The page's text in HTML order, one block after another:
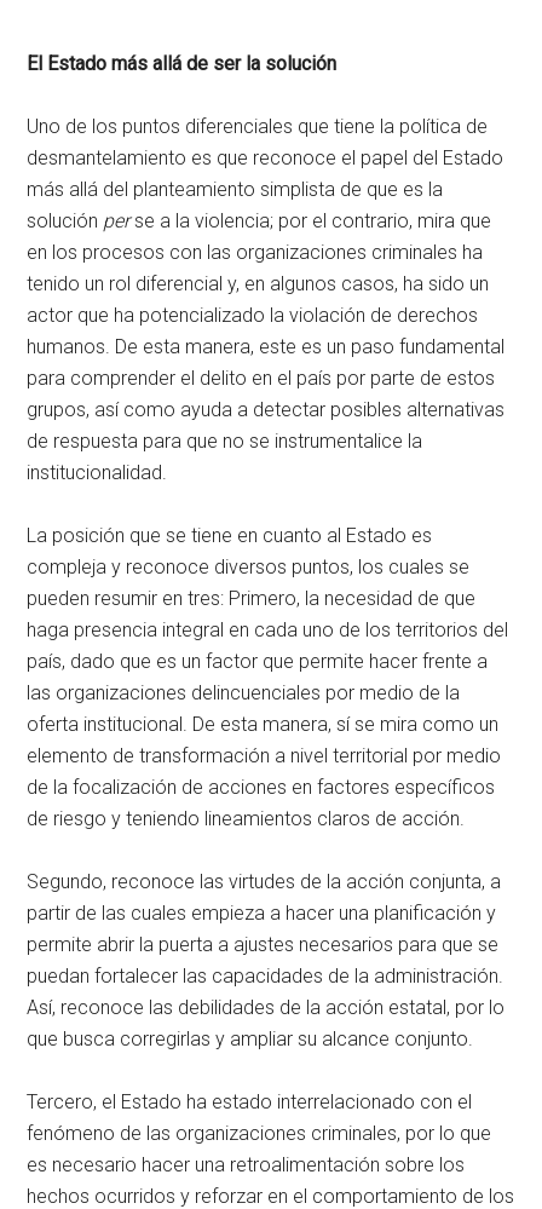
El Estado más allá de ser la solución
Uno de los puntos diferenciales que tiene la política de
desmantelamiento es que reconoce el papel del Estado
más allá del planteamiento simplista de que es la
solución perse a la violencia; por el contrario, mira que
en los procesos con las organizaciones criminales ha
tenido un rol diferencial y, en algunos casos, ha sido un
actor que ha potencializado la violación de derechos
humanos. De esta manera, este es un paso fundamental
para comprender el delito en el país por parte de estos
grupos, así como ayuda a detectar posibles alternativas
de respuesta para que no se instrumentalice la
institucionalidad.
La posición que se tiene en cuanto al Estado es
compleja y reconoce diversos puntos, los cuales se
pueden resumir en tres: Primero, la necesidad de que
haga presencia integral en cada uno de los territorios del
país, dado que es un factor que permite hacer frente a
las organizaciones delincuenciales por medio de la
oferta institucional. De esta manera, sí se mira como un
elemento de transformación a nivel territorial por medio
de la focalización de acciones en factores específicos
de riesgo y teniendo lineamientos claros de acción.
Segundo, reconoce las virtudes de la acción conjunta, a
partir de las cuales empieza a hacer una planificación y
permite abrir la puerta a ajustes necesarios para que se
puedan fortalecer las capacidades de la administración.
Así, reconoce las debilidades de la acción estatal, por lo
que busca corregirlas y ampliar su alcance conjunto.
Tercero, el Estado ha estado interrelacionado con el
fenómeno de las organizaciones criminales, por lo que
es necesario hacer una retroalimentación sobre los
hechos ocurridos y reforzar en el comportamiento de los